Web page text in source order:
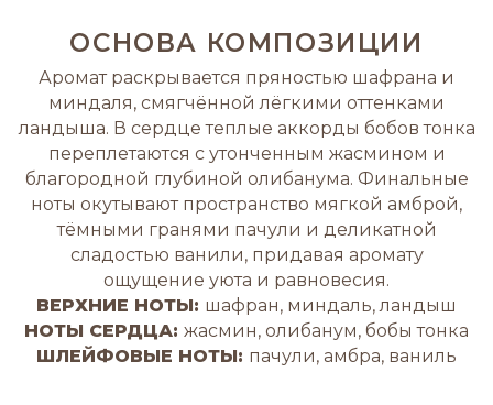
ОСНОВА КОМПОЗИЦИИ
Аромат раскрывается пряностью шафрана и
миндаля, смягчённой лёгкими оттенками
ландыша. В сердце теплые аккорды бобов тонка
переплетаются с утонченным жасмином и
благородной глубиной олибанума. Финальные
ноты окутывают пространство мягкой амброй,
тёмными гранями пачули и деликатной
сладостью ванили, придавая аромату
ощущение уюта и равновесия.
ВЕРХНИЕ НОТЫ: шафран, миндаль, ландыш
НОТЫ СЕРДЦА: жасмин, олибанум, бобы тонка
ШЛЕЙФОВЫЕ НОТЫ: пачули, амбра, ваниль